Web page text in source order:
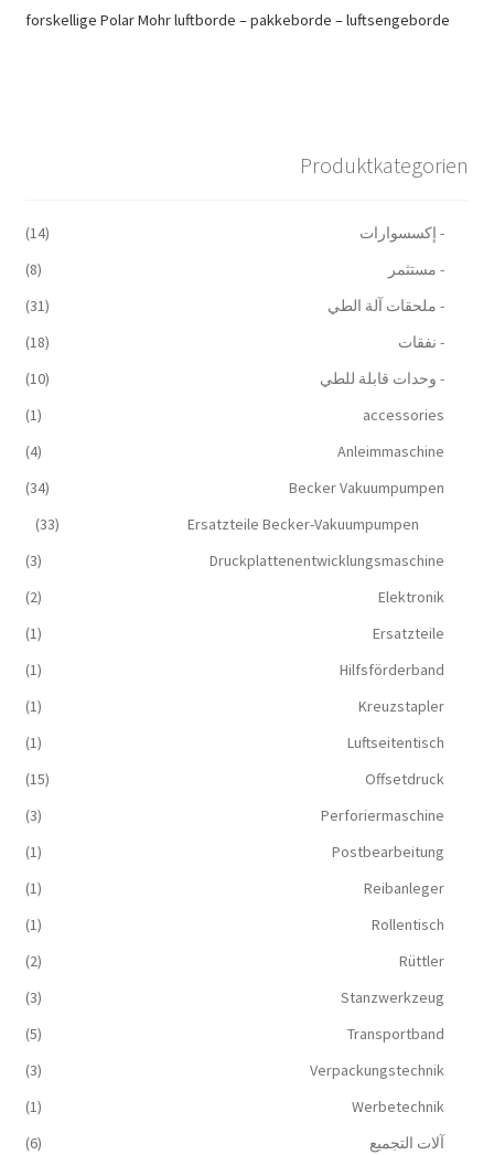
forskellige Polar Mohr luftborde – pakkeborde – luftsengeborde
Produktkategorien
- إكسسوارات
(14)
- مستثمر
(8)
- ملحقات آلة الطي
(31)
- نفقات
(18)
- وحدات قابلة للطي
(10)
accessories
(1)
Anleimmaschine
(4)
Becker Vakuumpumpen
(34)
Ersatzteile Becker-Vakuumpumpen
(33)
Druckplattenentwicklungsmaschine
(3)
Elektronik
(2)
Ersatzteile
(1)
Hilfsförderband
(1)
Kreuzstapler
(1)
Luftseitentisch
(1)
Offsetdruck
(15)
Perforiermaschine
(3)
Postbearbeitung
(1)
Reibanleger
(1)
Rollentisch
(1)
Rüttler
(2)
Stanzwerkzeug
(3)
Transportband
(5)
Verpackungstechnik
(3)
Werbetechnik
(1)
آلات التجميع
(6)